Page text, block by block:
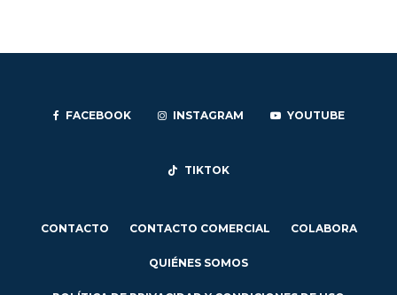
FACEBOOK INSTAGRAM YOUTUBE
TIKTOK
CONTACTO CONTACTO COMERCIAL COLABORA
QUIÉNES SOMOS